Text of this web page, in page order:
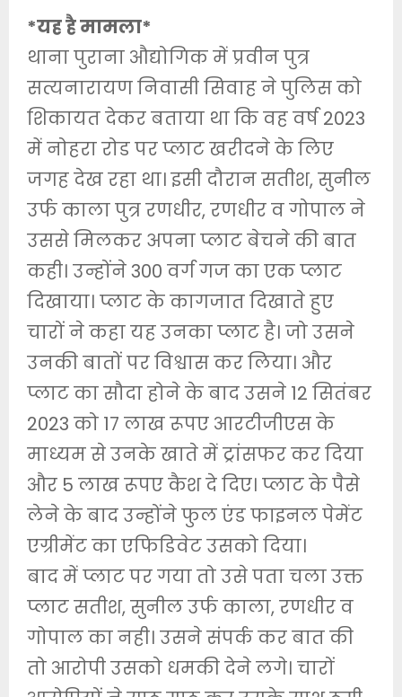
*यह है मामला*
थाना पुराना औद्योगिक में प्रवीन पुत्र
सत्यनारायण निवासी सिवाह ने पुलिस को
शिकायत देकर बताया था कि वह वर्ष 2023
में नोहरा रोड पर प्लाट खरीदने के लिए
जगह देख रहा था। इसी दौरान सतीश, सुनील
उर्फ काला पुत्र रणधीर, रणधीर व गोपाल ने
उससे मिलकर अपना प्लाट बेचने की बात
कही। उन्होंने 300 वर्ग गज का एक प्लाट
दिखाया। प्लाट के कागजात दिखाते हुए
चारों ने कहा यह उनका प्लाट है। जो उसने
उनकी बातों पर विश्वास कर लिया। और
प्लाट का सौदा होने के बाद उसने 12 सितंबर
2023 को 17 लाख रूपए आरटीजीएस के
माध्यम से उनके खाते में ट्रांसफर कर दिया
और 5 लाख रूपए कैश दे दिए। प्लाट के पैसे
लेने के बाद उन्होंने फुल एंड फाइनल पेमेंट
एग्रीमेंट का एफिडिवेट उसको दिया।
बाद में प्लाट पर गया तो उसे पता चला उक्त
प्लाट सतीश, सुनील उर्फ काला, रणधीर व
गोपाल का नही। उसने संपर्क कर बात की
तो आरोपी उसको धमकी देने लगे। चारों